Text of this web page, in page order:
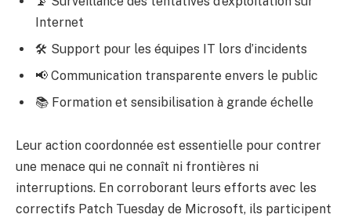
Internet
🛠 Support pour les équipes IT lors d’incidents
📢 Communication transparente envers le public
📚 Formation et sensibilisation à grande échelle
Leur action coordonnée est essentielle pour contrer
une menace qui ne connaît ni frontières ni
interruptions. En corroborant leurs efforts avec les
correctifs Patch Tuesday de Microsoft, ils participent